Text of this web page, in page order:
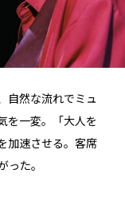
自然な流れでミュ
を一変。「大人を
加速させる。客席
た。